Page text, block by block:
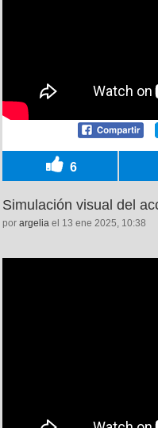
6
Simulación visual del
por argelia el 13 ene 2025, 10:38